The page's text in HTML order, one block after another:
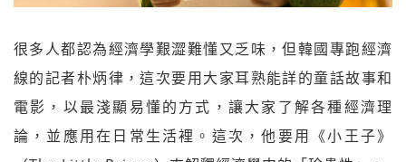
很多人都認為經濟學艱澀難懂又乏味，但韓國專跑經濟
線的記者朴炳律，這次要用大家耳熟能詳的童話故事和
電影，以最淺顯易懂的方式，讓大家了解各種經濟理
論，並應用在日常生活裡。這次，他要用《小王子》